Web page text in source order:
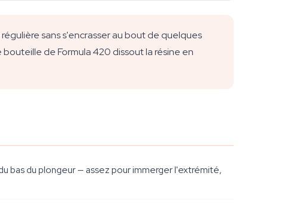
sans s'encrasser au bout de quelques
de Formula 420 dissout la résine en
bas du plongeur — assez pour immerger l'extrémité,